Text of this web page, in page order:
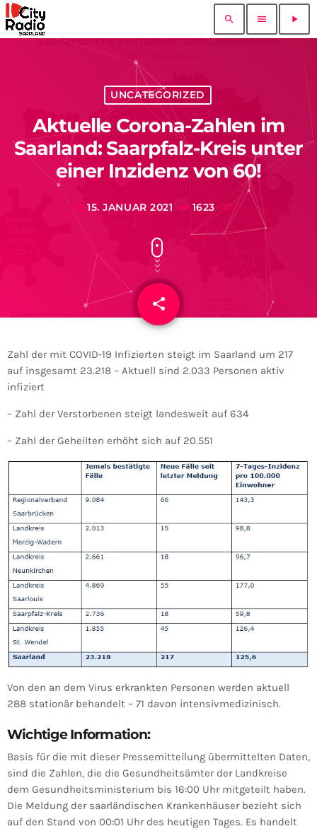
search menu play_arrow
UNCATEGORIZED
Aktuelle Corona-Zahlen im
Saarland: Saarpfalz-Kreis unter
einer Inzidenz von 60!
today 15. JANUAR 2021 1623
share
email
Zahl der mit COVID-19 Infizierten steigt im Saarland um 217
auf insgesamt 23.218 – Aktuell sind 2.033 Personen aktiv
infiziert
– Zahl der Verstorbenen steigt landesweit auf 634
– Zahl der Geheilten erhöht sich auf 20.551
Von den an dem Virus erkrankten Personen werden aktuell
288 stationär behandelt – 71 davon intensivmedizinisch.
Wichtige Information:
Basis für die mit dieser Pressemitteilung übermittelten Daten,
sind die Zahlen, die die Gesundheitsämter der Landkreise
dem Gesundheitsministerium bis 16:00 Uhr mitgeteilt haben.
Die Meldung der saarländischen Krankenhäuser bezieht sich
auf den Stand von 00:01 Uhr des heutigen Tages. Es handelt